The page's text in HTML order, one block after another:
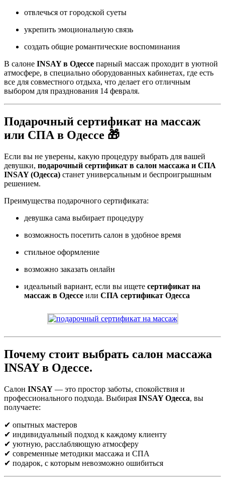
отвлечься от городской суеты
укрепить эмоциональную связь
создать общие романтические воспоминания
В салоне INSAY в Одессе парный массаж проходит в уютной
атмосфере, в специально оборудованных кабинетах, где есть
все для совместного отдыха, что делает его отличным
выбором для празднования 14 февраля.
Подарочный сертификат на массаж
или СПА в Одессе 🎁
Если вы не уверены, какую процедуру выбрать для вашей
девушки, подарочный сертификат в салон массажа и СПА
INSAY (Одесса) станет универсальным и беспроигрышным
решением.
Преимущества подарочного сертификата:
девушка сама выбирает процедуру
возможность посетить салон в удобное время
стильное оформление
возможно заказать онлайн
идеальный вариант, если вы ищете сертификат на
массаж в Одессе или СПА сертификат Одесса
Почему стоит выбрать салон массажа
INSAY в Одессе.
Салон INSAY — это простор заботы, спокойствия и
профессионального подхода. Выбирая INSAY Одесса, вы
получаете:
✔ опытных мастеров
✔ индивидуальный подход к каждому клиенту
✔ уютную, расслабляющую атмосферу
✔ современные методики массажа и СПА
✔ подарок, с которым невозможно ошибиться